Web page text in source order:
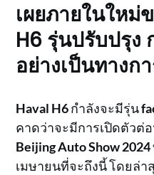
เผยภายในใหม่
H6 รุ่นปรับปรุง
อย่างเป็นทางก
Haval H6กำลังจะมีรุ่น
คาดว่าจะมีการเปิดตัวต่
Beijing Auto Show 2024
เมษายนที่จะถึงนี้ โดยล่